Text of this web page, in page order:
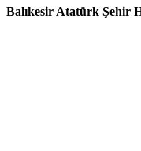
Balıkesir Atatürk Şehir